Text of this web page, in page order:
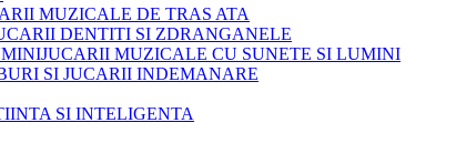
MUZICALE DE TRAS ATA
DENTITI SI ZDRANGANELE
JUCARII MUZICALE CU SUNETE SI LUMINI
SI JUCARII INDEMANARE
SI INTELIGENTA